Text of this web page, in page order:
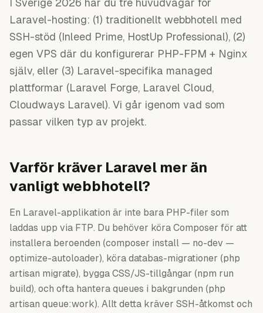
I Sverige 2026 har du tre huvudvägar för
Laravel-hosting: (1) traditionellt webbhotell med
SSH-stöd (Inleed Prime, HostUp Professional), (2)
egen VPS där du konfigurerar PHP-FPM + Nginx
själv, eller (3) Laravel-specifika managed
plattformar (Laravel Forge, Laravel Cloud,
Cloudways Laravel). Vi går igenom vad som
passar vilken typ av projekt.
Varför kräver Laravel mer än
vanligt webbhotell?
En Laravel-applikation är inte bara PHP-filer som
laddas upp via FTP. Du behöver köra Composer för att
installera beroenden (composer install — no-dev —
optimize-autoloader), köra databas-migrationer (php
artisan migrate), bygga CSS/JS-tillgångar (npm run
build), och ofta hantera queues i bakgrunden (php
artisan queue:work). Allt detta kräver SSH-åtkomst och